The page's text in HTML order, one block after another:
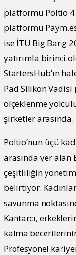
platformu Poltio
platformu
ise İTÜ Big Bang
yatırımla birinci
StartersHub’ın
Pad Silikon Vadisi
ölçeklenme
şirketler arasında.
Poltio’nun üçü
arasında yer alan
çeşitliliğin
belirtiyor.
savunma
Kantarcı,
kalma
Profesyonel